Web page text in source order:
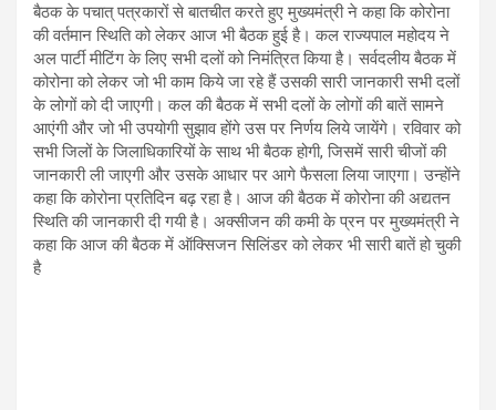
बैठक के पचात् पत्रकारों से बातचीत करते हुए मुख्यमंत्री ने कहा कि कोरोना
की वर्तमान स्थिति को लेकर आज भी बैठक हुई है। कल राज्यपाल महोदय ने
अल पार्टी मीटिंग के लिए सभी दलों को निमंत्रित किया है। सर्वदलीय बैठक में
कोरोना को लेकर जो भी काम किये जा रहे हैं उसकी सारी जानकारी सभी दलों
के लोगों को दी जाएगी। कल की बैठक में सभी दलों के लोगों की बातें सामने
आएंगी और जो भी उपयोगी सुझाव होंगे उस पर निर्णय लिये जायेंगे। रविवार को
सभी जिलों के जिलाधिकारियों के साथ भी बैठक होगी, जिसमें सारी चीजों की
जानकारी ली जाएगी और उसके आधार पर आगे फैसला लिया जाएगा। उन्होंने
कहा कि कोरोना प्रतिदिन बढ़ रहा है। आज की बैठक में कोरोना की अद्यतन
स्थिति की जानकारी दी गयी है। अक्सीजन की कमी के प्रन पर मुख्यमंत्री ने
कहा कि आज की बैठक में ऑक्सिजन सिलिंडर को लेकर भी सारी बातें हो चुकी
है